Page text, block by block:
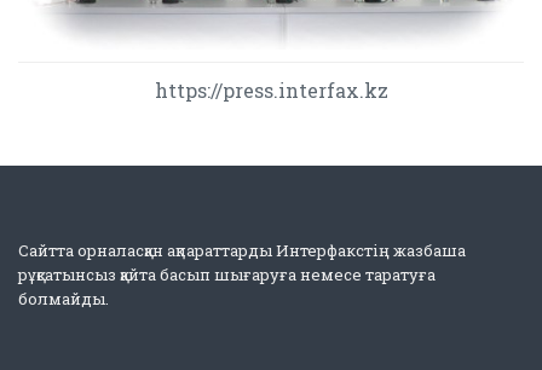
https://press.interfax.kz
Сайтта орналасқан ақпараттарды Интерфакстің жазбаша
рұқсатынсыз қайта басып шығаруға немесе таратуға
болмайды.